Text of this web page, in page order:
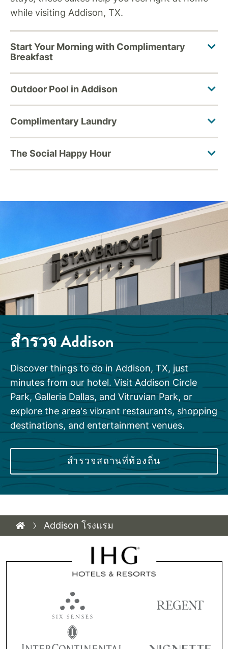
while visiting Addison, TX.
สำรวจAddison
Discover things to do in Addison, TX, just
minutes from our hotel. Visit Addison Circle
Park, Galleria Dallas, and Vitruvian Park, or
explore the area's vibrant restaurants, shopping
destinations, and entertainment venues.
สำรวจสถานที่ท้องถิ่น
Addison โรงแรม